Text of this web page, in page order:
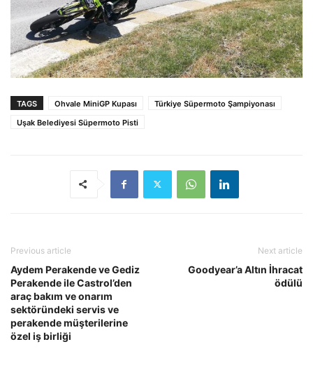
TAGS Ohvale MiniGP Kupası
Türkiye Süpermoto Şampiyonası
Uşak Belediyesi Süpermoto Pisti
Previous article
Aydem Perakende ve Gediz
Perakende ile Castrol’den
araç bakım ve onarım
sektöründeki servis ve
perakende müşterilerine
özel iş birliği
Next article
Goodyear’a Altın İhracat
ödülü